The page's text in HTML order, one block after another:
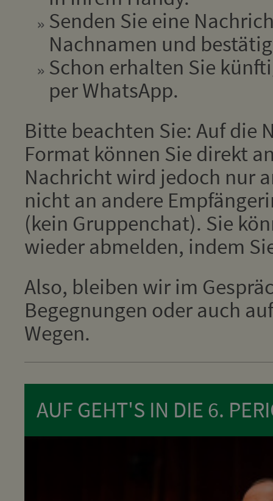
Senden Sie eine
Nachnamen und
Schon erhalten Sie
per WhatsApp.
Bitte beachten Sie: Auf die
Format können Sie direkt
Nachricht wird jedoch nur
nicht an andere
(kein Gruppenchat). Sie
wieder abmelden, indem
Also, bleiben wir im
Begegnungen oder auch
Wegen.
AUF GEHT'S IN DIE 6.